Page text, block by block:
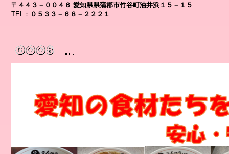
〒４４３－００４６ 愛知県県蒲郡市竹谷町油井浜１５－１５
TEL： ０５３３－６８－２２２１